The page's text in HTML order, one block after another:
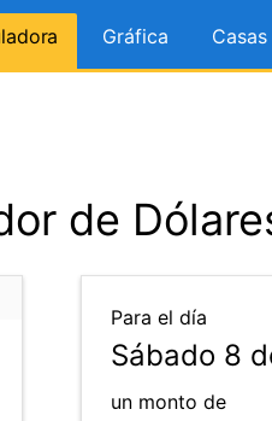
Gráfica
de
Para el día
Sábado 8
un monto de